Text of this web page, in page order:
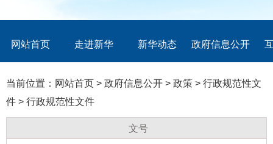
网站首页 走进新华 新华动态 政府信息公开
当前位置： 网站首页 > 政府信息公开 > 政策 > 行政规范性文
件 > 行政规范性文件
文号